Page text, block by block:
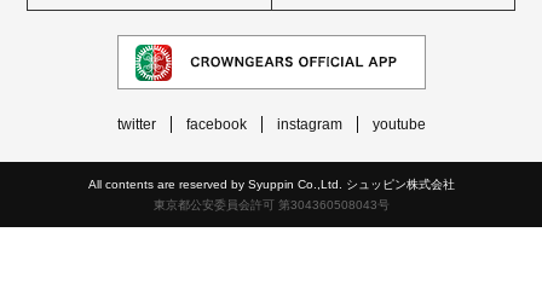
twitter facebook instagram youtube
All contents are reserved by Syuppin Co.,Ltd. シュッピン株式会社
東京都公安委員会許可 第304360508043号